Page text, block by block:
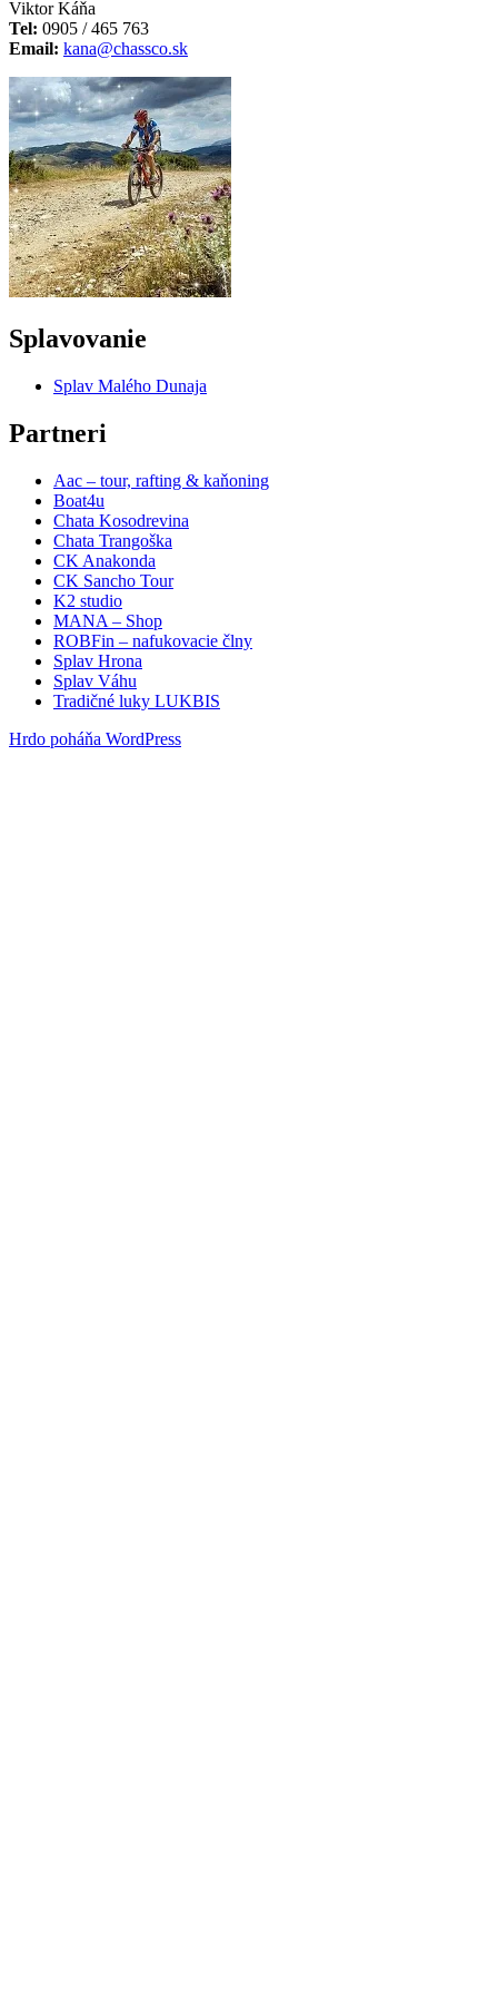
Viktor Káňa
Tel: 0905 / 465 763
Email: kana@chassco.sk
Splavovanie
Splav Malého Dunaja
Partneri
Aac – tour, rafting & kaňoning
Boat4u
Chata Kosodrevina
Chata Trangoška
CK Anakonda
CK Sancho Tour
K2 studio
MANA – Shop
ROBFin – nafukovacie člny
Splav Hrona
Splav Váhu
Tradičné luky LUKBIS
Hrdo poháňa WordPress